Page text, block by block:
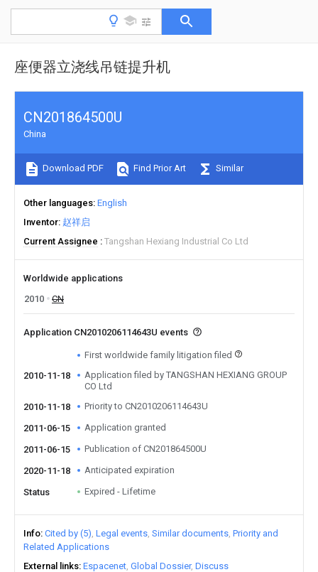
座便器立浇线吊链提升机
CN201864500U
China
Download PDF Find Prior Art Similar
Other languages English
Inventor 赵祥启
Current Assignee
Tangshan Hexiang Industrial Co Ltd
Worldwide applications
2010
CN
Application CN2010206114643U events
First worldwide family litigation filed
2010-11-18
Application filed by TANGSHAN HEXIANG GROUP
CO Ltd
2010-11-18
Priority to CN2010206114643U
2011-06-15 Application granted
2011-06-15 Publication of CN201864500U
2020-11-18 Anticipated expiration
Status Expired - Lifetime
Info Cited by (5) Legal events Similar documents Priority and
Related Applications
External links Espacenet Global Dossier Discuss